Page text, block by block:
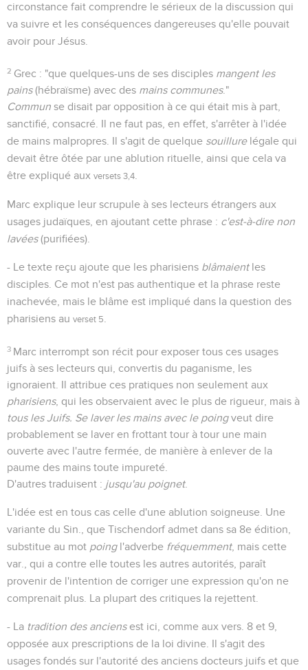
circonstance fait comprendre le sérieux de la discussion qui
va suivre et les conséquences dangereuses qu'elle pouvait
avoir pour Jésus.
2 Grec : "que quelques-uns de ses disciples mangent les
pains(hébraïsme) avec des mains communes."
Commun se disait par opposition à ce qui était mis à part,
sanctifié, consacré. Il ne faut pas, en effet, s'arrêter à l'idée
de mains malpropres. Il s'agit de quelque souillurelégale qui
devait être ôtée par une ablution rituelle, ainsi que cela va
être expliqué aux versets 3,4
Marc explique leur scrupule à ses lecteurs étrangers aux
usages judaïques, en ajoutant cette phrase : c'est-à-dire non
lavées(purifiées).
- Le texte reçu ajoute que les pharisiens blâmaientles
disciples. Ce mot n'est pas authentique et la phrase reste
inachevée, mais le blâme est impliqué dans la question des
pharisiens au verset 5
3 Marc interrompt son récit pour exposer tous ces usages
juifs à ses lecteurs qui, convertis du paganisme, les
ignoraient. Il attribue ces pratiques non seulement aux
pharisiens, qui les observaient avec le plus de rigueur, mais à
tous les Juifs. Se laver les mains avec le poingveut dire
probablement se laver en frottant tour à tour une main
ouverte avec l'autre fermée, de manière à enlever de la
paume des mains toute impureté.
D'autres traduisent : jusqu'au poignet.
L'idée est en tous cas celle d'une ablution soigneuse. Une
variante du Sin., que Tischendorf admet dans sa 8e édition,
substitue au mot poingl'adverbe fréquemment, mais cette
var., qui a contre elle toutes les autres autorités, paraît
provenir de l'intention de corriger une expression qu'on ne
comprenait plus. La plupart des critiques la rejettent.
- La tradition des anciensest ici, comme aux vers. 8 et 9,
opposée aux prescriptions de la loi divine. Il s'agit des
usages fondés sur l'autorité des anciens docteurs juifs et que